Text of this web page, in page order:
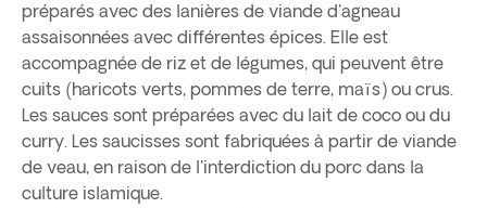
préparés avec des lanières de viande d'agneau
assaisonnées avec différentes épices. Elle est
accompagnée de riz et de légumes, qui peuvent être
cuits (haricots verts, pommes de terre, maïs) ou crus.
Les sauces sont préparées avec du lait de coco ou du
curry. Les saucisses sont fabriquées à partir de viande
de veau, en raison de l'interdiction du porc dans la
culture islamique.